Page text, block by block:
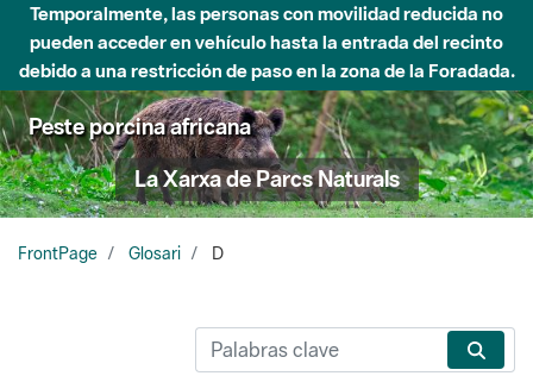
Temporalmente, las personas con movilidad reducida no
pueden acceder en vehículo hasta la entrada del recinto
debido a una restricción de paso en la zona de la Foradada.
Peste porcina africana
La Xarxa de Parcs Naturals
FrontPage Glosari D